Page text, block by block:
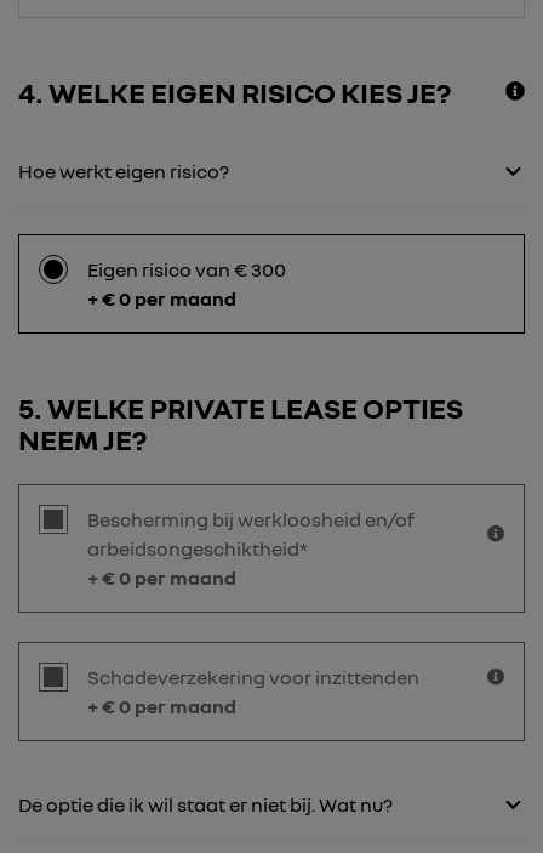
4 WELKE EIGEN RISICO KIES JE?
Hoe werkt eigen risico?
Eigen risico van € 300
+ € 0 per maand
5 WELKE PRIVATE LEASE OPTIES
NEEM JE?
Bescherming bij werkloosheid en/of
arbeidsongeschiktheid*
+ €0 per maand
Schadeverzekering voor inzittenden
+ €0 per maand
De optie die ik wil staat er niet bij. Wat nu?